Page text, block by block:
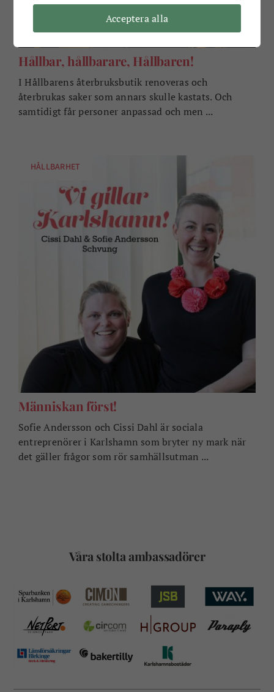
Hållbar, hållbarare, Hållbaren!
I Hållbarens återbruksbutik renoveras och
återbrukas saker som annars skulle kastats. Och
samtidigt får personer anpassad och men ...
HÅLLBARHET
Människan först!
Sofie Andersson och Cissi Dahl är sociala
entreprenörer i Karlshamn som bryter ny mark när
det gäller frågor som rör samhällsutman ...
Våra stolta ambassadörer
Acceptera alla